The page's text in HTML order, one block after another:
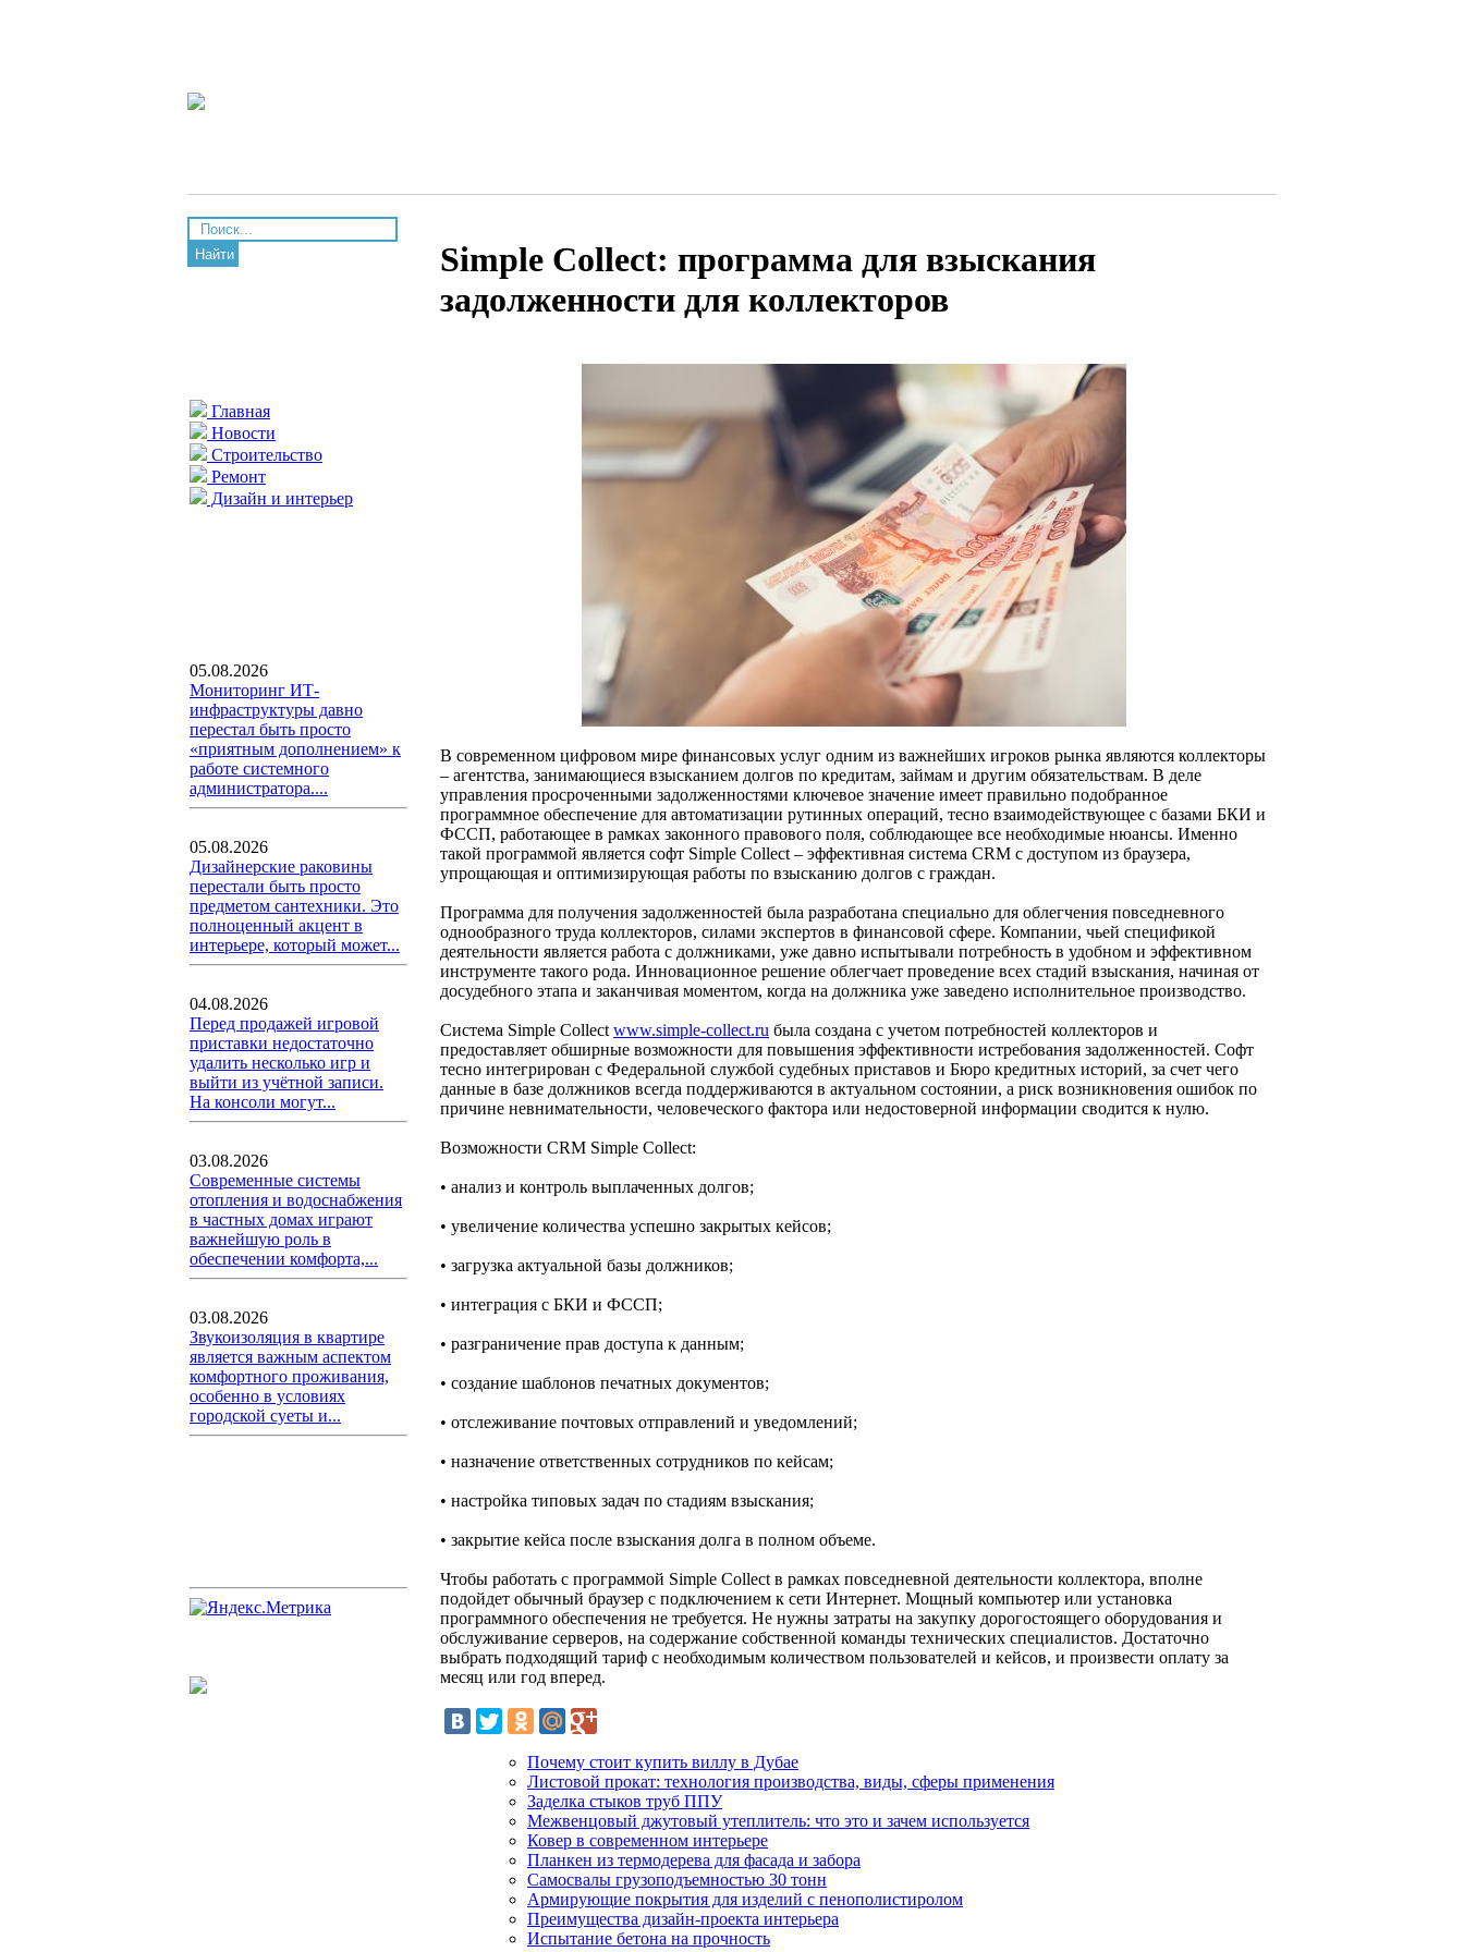
Найти
Главная
Новости
Строительство
Ремонт
Дизайн и интерьер
05.08.2026
Мониторинг ИТ-
инфраструктуры давно
перестал быть просто
«приятным дополнением» к
работе системного
администратора....
05.08.2026
Дизайнерские раковины
перестали быть просто
предметом сантехники. Это
полноценный акцент в
интерьере, который может...
04.08.2026
Перед продажей игровой
приставки недостаточно
удалить несколько игр и
выйти из учётной записи.
На консоли могут...
03.08.2026
Современные системы
отопления и водоснабжения
в частных домах играют
важнейшую роль в
обеспечении комфорта,...
03.08.2026
Звукоизоляция в квартире
является важным аспектом
комфортного проживания,
особенно в условиях
городской суеты и...
Simple Collect: программа для взыскания
задолженности для коллекторов
В современном цифровом мире финансовых услуг одним из важнейших игроков рынка являются коллекторы
– агентства, занимающиеся взысканием долгов по кредитам, займам и другим обязательствам. В деле
управления просроченными задолженностями ключевое значение имеет правильно подобранное
программное обеспечение для автоматизации рутинных операций, тесно взаимодействующее с базами БКИ и
ФССП, работающее в рамках законного правового поля, соблюдающее все необходимые нюансы. Именно
такой программой является софт Simple Collect – эффективная система CRM с доступом из браузера,
упрощающая и оптимизирующая работы по взысканию долгов с граждан.
Программа для получения задолженностей была разработана специально для облегчения повседневного
однообразного труда коллекторов, силами экспертов в финансовой сфере. Компании, чьей спецификой
деятельности является работа с должниками, уже давно испытывали потребность в удобном и эффективном
инструменте такого рода. Инновационное решение облегчает проведение всех стадий взыскания, начиная от
досудебного этапа и заканчивая моментом, когда на должника уже заведено исполнительное производство.
Система Simple Collect www.simple-collect.ru была создана с учетом потребностей коллекторов и
предоставляет обширные возможности для повышения эффективности истребования задолженностей. Софт
тесно интегрирован с Федеральной службой судебных приставов и Бюро кредитных историй, за счет чего
данные в базе должников всегда поддерживаются в актуальном состоянии, а риск возникновения ошибок по
причине невнимательности, человеческого фактора или недостоверной информации сводится к нулю.
Возможности CRM Simple Collect:
• анализ и контроль выплаченных долгов;
• увеличение количества успешно закрытых кейсов;
• загрузка актуальной базы должников;
• интеграция с БКИ и ФССП;
• разграничение прав доступа к данным;
• создание шаблонов печатных документов;
• отслеживание почтовых отправлений и уведомлений;
• назначение ответственных сотрудников по кейсам;
• настройка типовых задач по стадиям взыскания;
• закрытие кейса после взыскания долга в полном объеме.
Чтобы работать с программой Simple Collect в рамках повседневной деятельности коллектора, вполне
подойдет обычный браузер с подключением к сети Интернет. Мощный компьютер или установка
программного обеспечения не требуется. Не нужны затраты на закупку дорогостоящего оборудования и
обслуживание серверов, на содержание собственной команды технических специалистов. Достаточно
выбрать подходящий тариф с необходимым количеством пользователей и кейсов, и произвести оплату за
месяц или год вперед.
Почему стоит купить виллу в Дубае
Листовой прокат: технология производства, виды, сферы применения
Заделка стыков труб ППУ
Межвенцовый джутовый утеплитель: что это и зачем используется
Ковер в современном интерьере
Планкен из термодерева для фасада и забора
Самосвалы грузоподъемностью 30 тонн
Армирующие покрытия для изделий с пенополистиролом
Преимущества дизайн-проекта интерьера
Испытание бетона на прочность